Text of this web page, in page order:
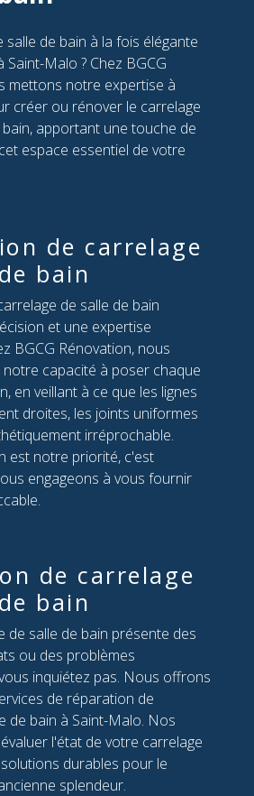
salle de bain à la fois élégante
Malo ? Chez BGCG
mettons notre expertise à
créer ou rénover le carrelage
apportant une touche de
espace essentiel de votre
de carrelage
bain
de salle de bain
et une expertise
BGCG Rénovation, nous
capacité à poser chaque
en veillant à ce que les lignes
droites, les joints uniformes
irréprochable.
est notre priorité, c'est
engageons à vous fournir
de carrelage
bain
de salle de bain présente des
ou des problèmes
inquiétez pas. Nous offrons
de réparation de
de bain à Saint-Malo. Nos
l'état de votre carrelage
durables pour le
splendeur.